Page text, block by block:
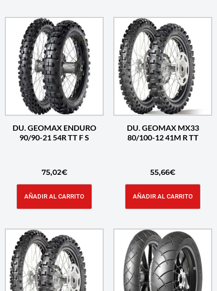
DU. GEOMAX ENDURO
90/90-21 54R TT F S
75,02€
AÑADIR AL CARRITO
DU. GEOMAX MX33
80/100-12 41M R TT
55,66€
AÑADIR AL CARRITO